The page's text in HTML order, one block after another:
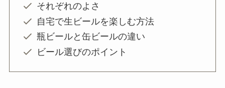
それぞれのよさ
自宅で生ビールを楽しむ方法
瓶ビールと缶ビールの違い
ビール選びのポイント